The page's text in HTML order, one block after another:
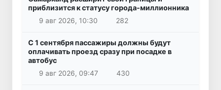
приблизится к статусу города-миллионника
9 авг 2026, 10:30
282
С 1 сентября пассажиры должны будут
оплачивать проезд сразу при посадке в
автобус
9 авг 2026, 09:47
430